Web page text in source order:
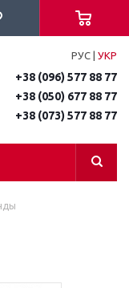
РУС УКР
+38 (096) 577 88 77
+38 (050) 677 88 77
+38 (073) 577 88 77